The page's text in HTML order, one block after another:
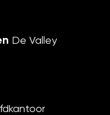
De Valley